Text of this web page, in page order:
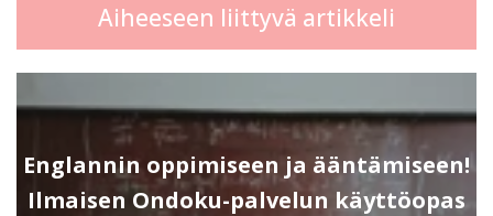
Aiheeseen liittyvä artikkeli
Englannin oppimiseen ja ääntämiseen!
Ilmaisen Ondoku-palvelun käyttöopas